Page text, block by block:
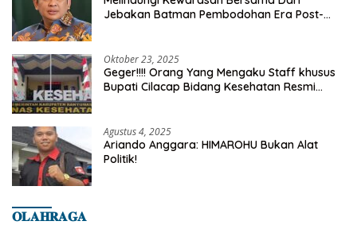
Jebakan Batman Pembodohan Era Post-
Oktober 23, 2025
Geger!!!! Orang Yang Mengaku Staff khusus
Bupati Cilacap Bidang Kesehatan Resmi
Agustus 4, 2025
Ariando Anggara: HIMAROHU Bukan Alat
Politik!
𝐎𝐋𝐀𝐇𝐑𝐀𝐆𝐀